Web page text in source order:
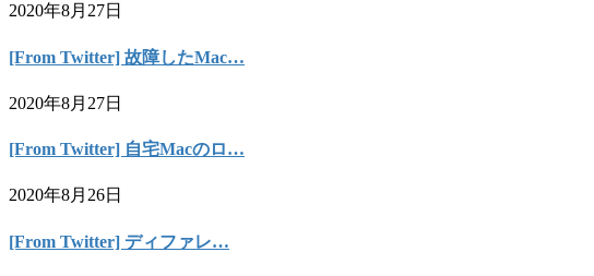
2020年8月27日
[From Twitter] 故障したMac…
2020年8月27日
[From Twitter] 自宅Macのロ…
2020年8月26日
[From Twitter] ディファレ…